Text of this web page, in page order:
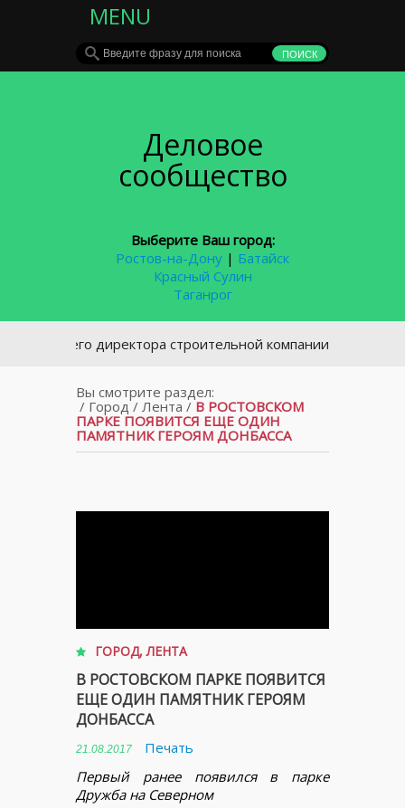
MENU
Деловое
сообщество
Выберите Ваш город:
Ростов-на-Дону | Батайск
Красный Сулин
Таганрог
директора строительной компании в Ростове
Вы смотрите раздел:
/ Город/ Лента / В РОСТОВСКОМ
ПАРКЕ ПОЯВИТСЯ ЕЩЕ ОДИН
ПАМЯТНИК ГЕРОЯМ ДОНБАССА
ГОРОД,ЛЕНТА
В РОСТОВСКОМ ПАРКЕ ПОЯВИТСЯ
ЕЩЕ ОДИН ПАМЯТНИК ГЕРОЯМ
ДОНБАССА
21.08.2017
Печать
Первый ранее появился в парке
Дружба на Северном